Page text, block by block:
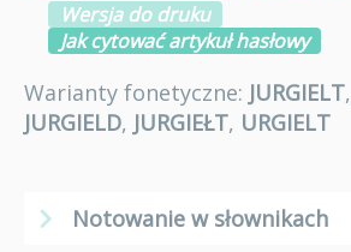
Wersja do druku
Jak cytować artykuł hasłowy
Warianty fonetyczne: JURGIELT,
JURGIELD, JURGIEŁT, URGIELT
Notowanie w słownikach